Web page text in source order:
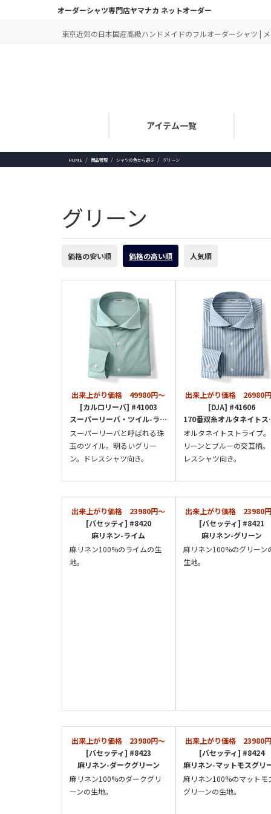
オーダーシャツ専門店ヤマナカ ネットオーダー
東京近郊の日本国産高級ハンドメイドのフルオーダーシャツ |
アイテム一覧
HOME 商品管理 シャツの色から選ぶ グリーン
グリーン
価格の安い順 価格の高い順 人気順
出来上がり価格 49980円～
[カルロリーバ] #41003
スーパーリーバ・ツイル-ライトグリーン
スーパーリーバと呼ばれる珠
玉のツイル。明るいグリー
ン。ドレスシャツ向き。
出来上がり価格 26980
[DJA] #41606
170番双糸オルタネイトストライプ-グリーン×ブルー
オルタネイトストライプ
リーンとブルーの交互柄
レスシャツ向き。
出来上がり価格 23980円～
[バセッティ] #8420
麻リネン-ライム
麻リネン100%のライムの生
地。
出来上がり価格 23980
[バセッティ] #8421
麻リネン-グリーン
麻リネン100%のグリーン
生地。
出来上がり価格 23980円～
[バセッティ] #8423
麻リネン-ダークグリーン
麻リネン100%のダークグリ
ーンの生地。
出来上がり価格 23980
[バセッティ] #8424
麻リネン-マットモスグリ
麻リネン100%のマットモ
グリーンの生地。